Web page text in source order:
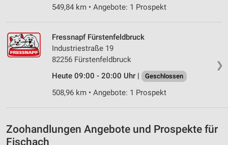
549,84 km • Angebote: 1 Prospekt
❯
Fressnapf Fürstenfeldbruck
Industriestraße 19
82256 Fürstenfeldbruck
Heute 09:00 - 20:00 Uhr |
Geschlossen
508,96 km • Angebote: 1 Prospekt
Zoohandlungen Angebote und Prospekte für
Fischach
Verwendung genauer Standortdaten
Informationen identifizieren
Nicht-IAB-Verarbeitungszwecke:
Werbung